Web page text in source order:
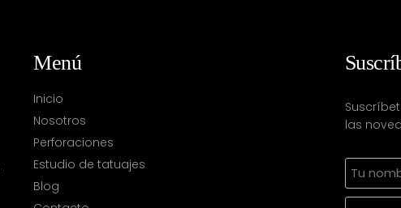
Menú
Inicio
Nosotros
Perforaciones
Estudio de tatuajes
Blog
las